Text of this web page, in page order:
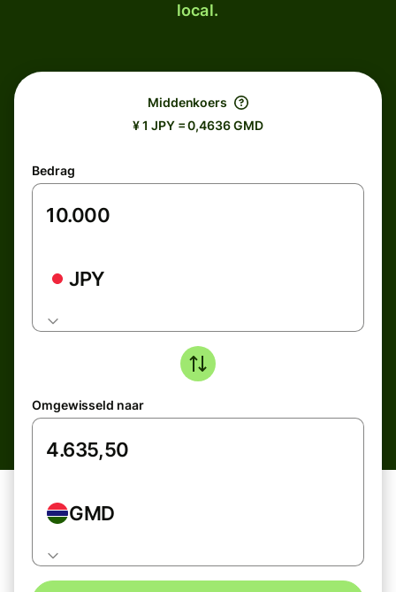
local.
Middenkoers
¥ 1 JPY = 0,4636 GMD
Bedrag
JPY
Omgewisseld naar
GMD